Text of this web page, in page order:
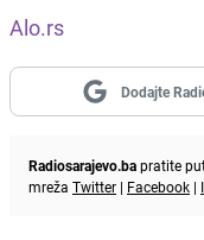
Alo.rs
Dodajte
Radiosarajevo.bapratite
mreža Twitter | Facebook |